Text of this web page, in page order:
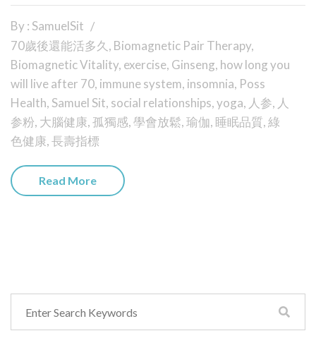
By : SamuelSit
70歲後還能活多久, Biomagnetic Pair Therapy,
Biomagnetic Vitality, exercise, Ginseng, how long you
will live after 70, immune system, insomnia, Poss
Health, Samuel Sit, social relationships,yoga, 人参, 人
参粉, 大腦健康,孤獨感,學會放鬆,瑜伽, 睡眠品質,綠
色健康,長壽指標
Read More